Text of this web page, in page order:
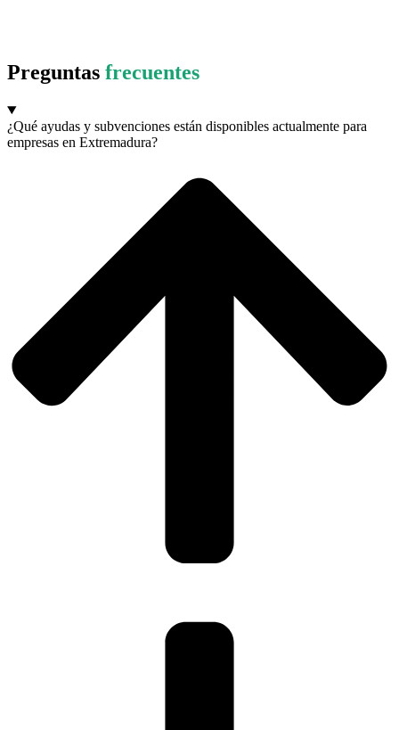
Preguntas frecuentes
¿Qué ayudas y subvenciones están disponibles actualmente para
empresas en Extremadura?